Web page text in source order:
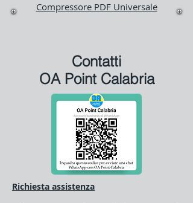
Compressore PDF Universale
Contatti
OA Point Calabria
Richiesta assistenza